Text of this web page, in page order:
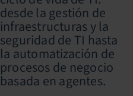
desde la gestión de
infraestructuras y la
seguridad de TI hasta
la automatización de
procesos de negocio
basada en agentes.